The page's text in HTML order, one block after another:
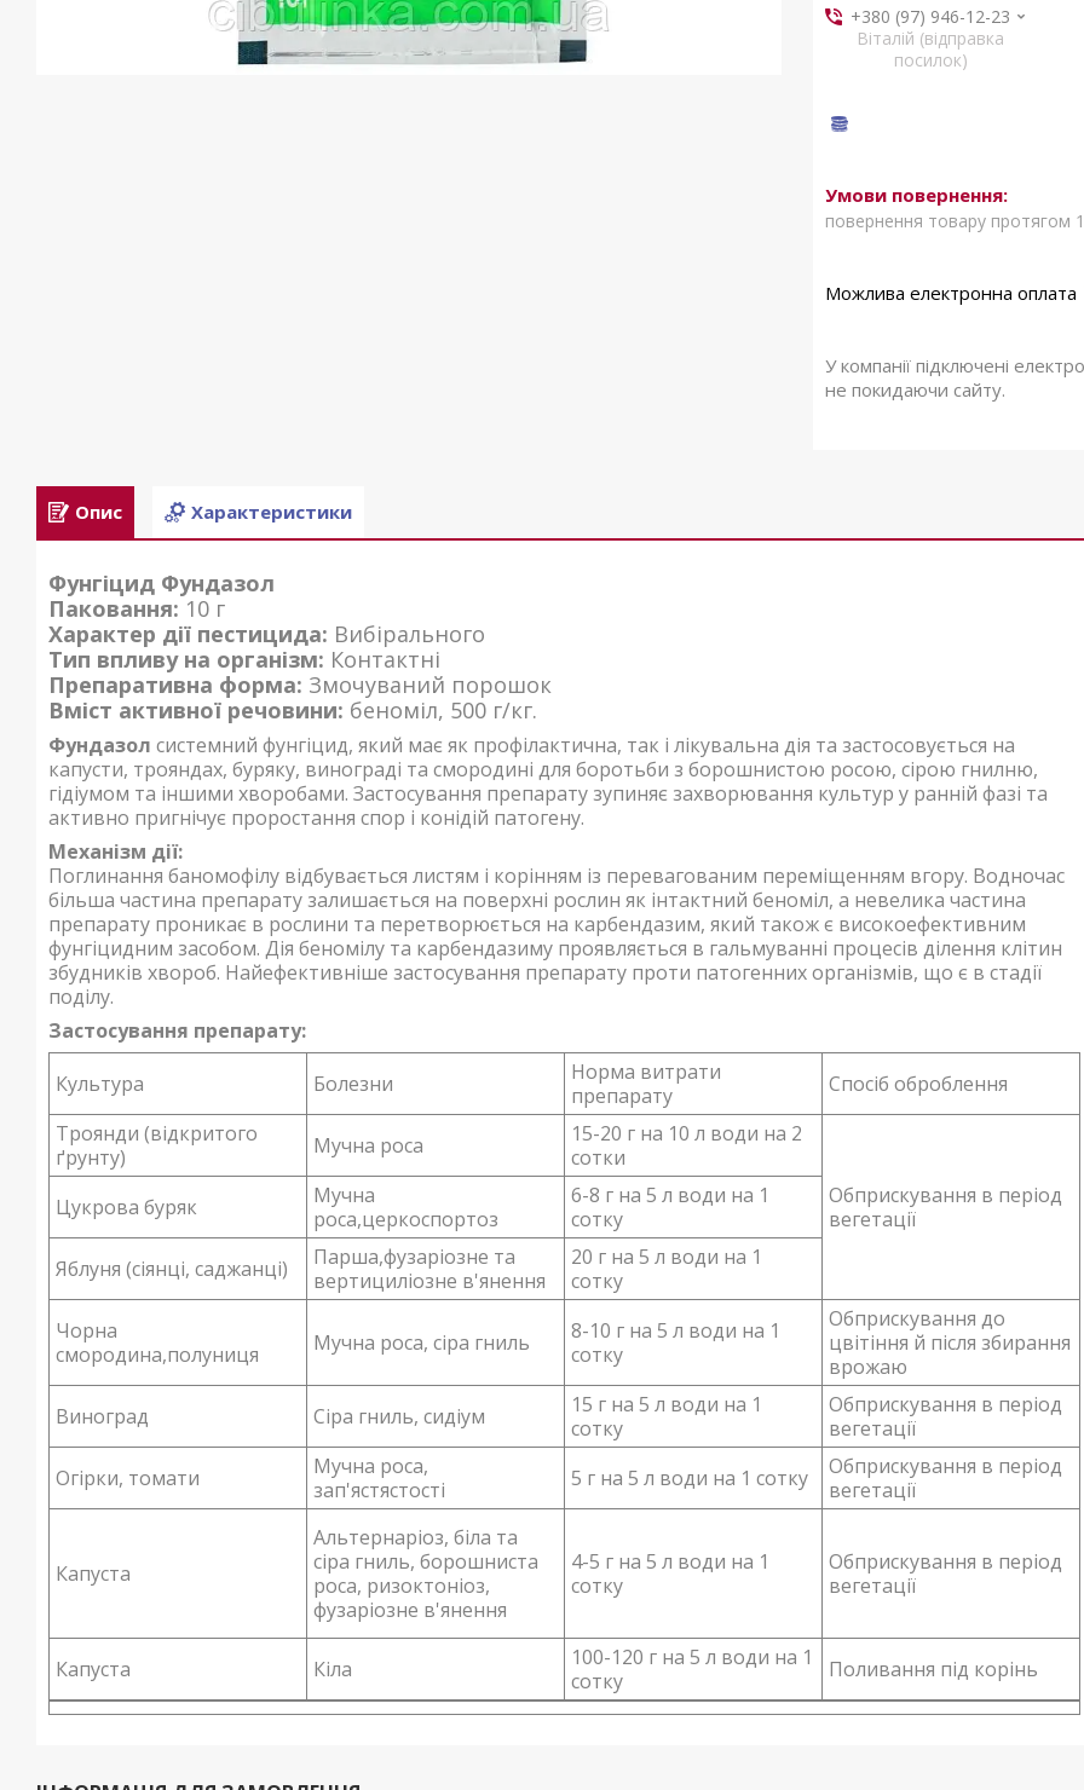
+380 (97) 946-12-23
Віталій (відправка
посилок)
повернення товару протягом
У компанії підключені
не покидаючи сайту.
Опис Характеристики
Фунгіцид Фундазол
Паковання: 10 г
Характер дії пестицида: Вибірального
Тип впливу на організм: Контактні
Препаративна форма: Змочуваний порошок
Вміст активної речовини: беноміл, 500 г/кг.
Фундазол системний фунгіцид, який має як профілактична, так і лікувальна дія та застосовується на
капусти, трояндах, буряку, винограді та смородині для боротьби з борошнистою росою, сірою гнилню,
гідіумом та іншими хворобами. Застосування препарату зупиняє захворювання культур у ранній фазі та
активно пригнічує проростання спор і конідій патогену.
Механізм дії:
Поглинання баномофілу відбувається листям і корінням із перевагованим переміщенням вгору. Водночас
більша частина препарату залишається на поверхні рослин як інтактний беноміл, а невелика частина
препарату проникає в рослини та перетворюється на карбендазим, який також є високоефективним
фунгіцидним засобом. Дія беномілу та карбендазиму проявляється в гальмуванні процесів ділення клітин
збудників хвороб. Найефективніше застосування препарату проти патогенних організмів, що є в стадії
поділу.
Застосування препарату:
Культура
Болезни
Норма витрати
препарату
Спосіб оброблення
Троянди (відкритого
ґрунту)
Мучна роса
15-20 г на 10 л води на 2
сотки
Обприскування в період
вегетації
Цукрова буряк
Мучна
роса,церкоспортоз
6-8 г на 5 л води на 1
сотку
Яблуня (сіянці, саджанці)
Парша,фузаріозне та
вертициліозне в'янення
20 г на 5 л води на 1
сотку
Чорна
смородина,полуниця
Мучна роса, сіра гниль
8-10 г на 5 л води на 1
сотку
Обприскування до
цвітіння й після збирання
врожаю
Виноград
Сіра гниль, сидіум
15 г на 5 л води на 1
сотку
Обприскування в період
вегетації
Огірки, томати
Мучна роса,
зап'ястястості
5 г на 5 л води на 1 сотку
Обприскування в період
вегетації
Капуста
Альтернаріоз, біла та
сіра гниль, борошниста
роса, ризоктоніоз,
фузаріозне в'янення
4-5 г на 5 л води на 1
сотку
Обприскування в період
вегетації
Капуста Кіла
100-120 г на 5 л води на 1
сотку
Поливання під корінь